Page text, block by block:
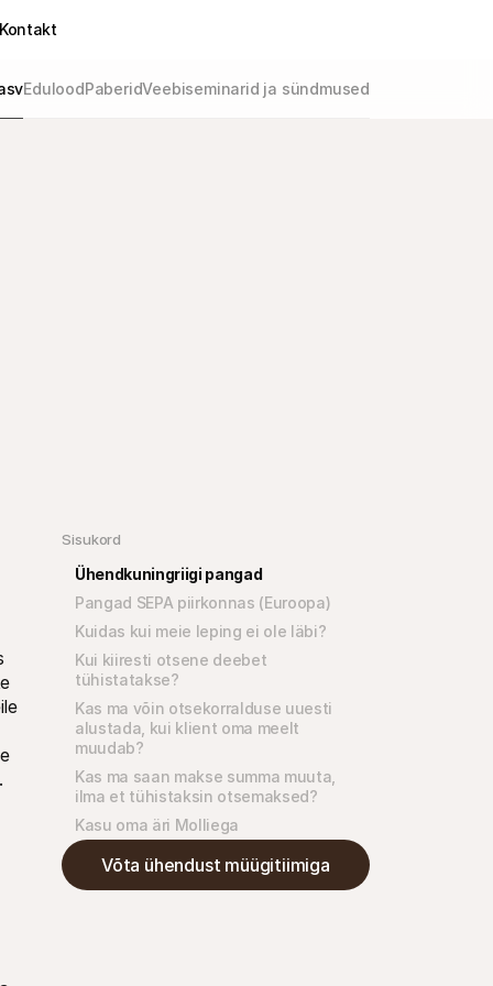
Kontakt
EduloodPaberidVeebiseminarid ja sündmused
Sisukord
Ühendkuningriigi pangad
Pangad SEPA piirkonnas (Euroopa)
Kuidas kui meie leping ei ole läbi?
Kui kiiresti otsene deebet
tühistatakse?
Kas ma võin otsekorralduse uuesti
alustada, kui klient oma meelt
muudab?
Kas ma saan makse summa muuta,
ilma et tühistaksin otsemaksed?
Kasu oma äri Molliega
Võta ühendust müügitiimiga